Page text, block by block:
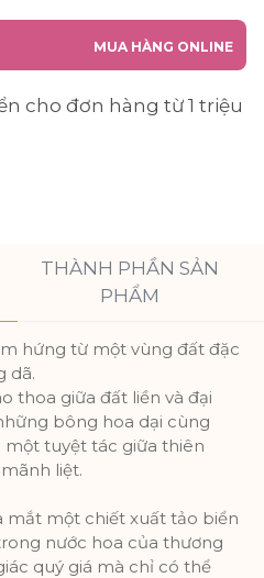
MUA HÀNG ONLINE
cho đơn hàng từ 1 triệu
THÀNH PHẦN SẢN
PHẨM
hứng từ một vùng đất đặc
dã.
thoa giữa đất liền và đại
bông hoa dại cùng
một tuyệt tác giữa thiên
liệt.
mắt một chiết xuất tảo biển
nước hoa của thương
quý giá mà chỉ có thể